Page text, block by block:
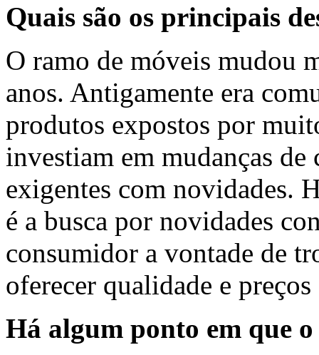
Quais são os principais
O ramo de móveis mudou
anos. Antigamente era
produtos expostos por
investiam em mudanças de
exigentes com novidades.
é a busca por novidades
consumidor a vontade de
oferecer qualidade e
Há algum ponto em que